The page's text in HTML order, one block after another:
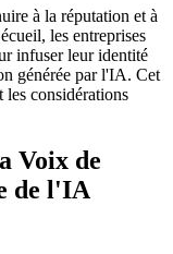
à la réputation et à
les entreprises
infuser leur identité
générée par l'IA. Cet
les considérations
Voix de
de l'IA